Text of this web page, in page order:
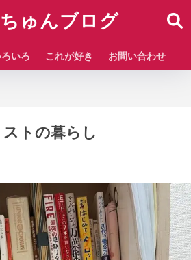
ゅんブログ
いろ これが好き お問い合わせ
トの暮らし